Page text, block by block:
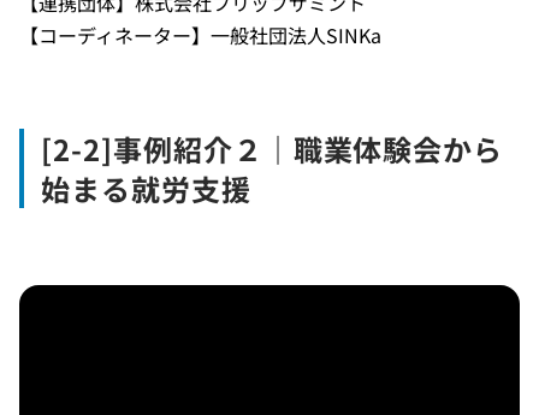
【コーディネーター】一般社団法人SINKa
[2-2]事例紹介２｜職業体験会から
始まる就労支援